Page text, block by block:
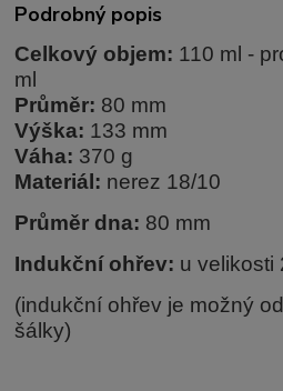
Podrobný popis
Celkový objem: 110 ml -
ml
Průměr: 80 mm
Výška: 133 mm
Váha: 370 g
Materiál: nerez 18/10
Průměr dna: 80 mm
Indukční ohřev: u velikosti
(indukční ohřev je možný
šálky)